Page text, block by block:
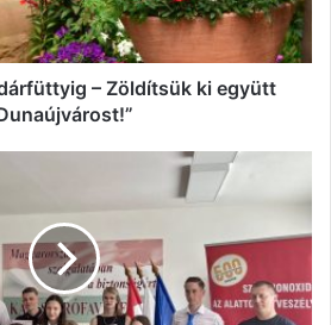
– Zöldítsük ki együtt